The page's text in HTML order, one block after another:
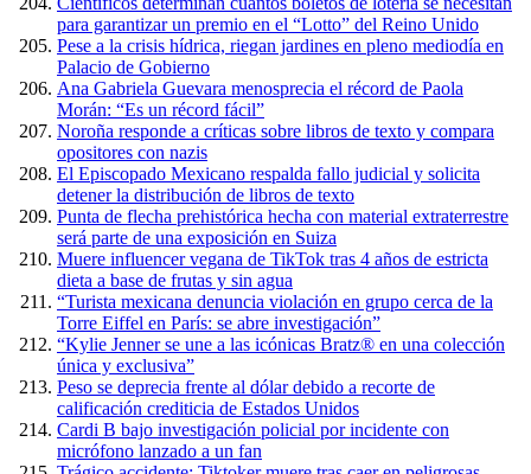
para garantizar un premio en el “Lotto” del Reino Unido
Pese a la crisis hídrica, riegan jardines en pleno mediodía en
Palacio de Gobierno
Ana Gabriela Guevara menosprecia el récord de Paola
Morán: “Es un récord fácil”
Noroña responde a críticas sobre libros de texto y compara
opositores con nazis
El Episcopado Mexicano respalda fallo judicial y solicita
detener la distribución de libros de texto
Punta de flecha prehistórica hecha con material extraterrestre
será parte de una exposición en Suiza
Muere influencer vegana de TikTok tras 4 años de estricta
dieta a base de frutas y sin agua
“Turista mexicana denuncia violación en grupo cerca de la
Torre Eiffel en París: se abre investigación”
“Kylie Jenner se une a las icónicas Bratz® en una colección
única y exclusiva”
Peso se deprecia frente al dólar debido a recorte de
calificación crediticia de Estados Unidos
Cardi B bajo investigación policial por incidente con
micrófono lanzado a un fan